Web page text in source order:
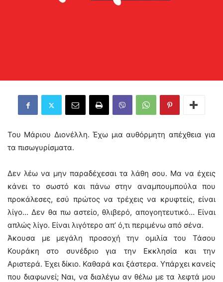
Του Μάριου Διονέλλη. Έχω μια αυθόρμητη απέχθεια για
τα πισωγυρίσματα.
Δεν λέω να μην παραδέχεσαι τα λάθη σου. Μα να έχεις
κάνει το σωστό και πάνω στην αναμπουμπούλα που
προκάλεσες, εσύ πρώτος να τρέχεις να κρυφτείς, είναι
λίγο… Δεν θα πω αστείο, θλιβερό, απογοητευτικό… Είναι
απλώς λίγο. Είναι λιγότερο απ’ ό,τι περιμένω από σένα.
Άκουσα με μεγάλη προσοχή την ομιλία του Τάσου
Κουράκη στο συνέδριο για την Εκκλησία και την
Αριστερά. Έχει δίκιο. Καθαρά και ξάστερα. Υπάρχει κανείς
που διαφωνεί; Ναι, να διαλέγω αν θέλω με τα λεφτά μου